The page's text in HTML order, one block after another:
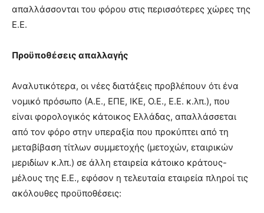
απαλλάσσονται του φόρου στις περισσότερες χώρες της
Ε.Ε.
Προϋποθέσεις απαλλαγής
Αναλυτικότερα, οι νέες διατάξεις προβλέπουν ότι ένα
νομικό πρόσωπο (Α.Ε., ΕΠΕ, ΙΚΕ, Ο.Ε., Ε.Ε. κ.λπ.), που
είναι φορολογικός κάτοικος Ελλάδας, απαλλάσσεται
από τον φόρο στην υπεραξία που προκύπτει από τη
μεταβίβαση τίτλων συμμετοχής (μετοχών, εταιρικών
μεριδίων κ.λπ.) σε άλλη εταιρεία κάτοικο κράτους-
μέλους της Ε.Ε., εφόσον η τελευταία εταιρεία πληροί τις
ακόλουθες προϋποθέσεις: